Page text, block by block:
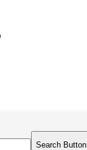
Search Button